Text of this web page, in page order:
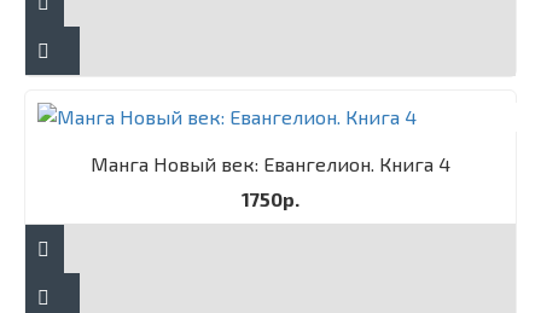
Манга Новый век: Евангелион. Книга 4
1750р.